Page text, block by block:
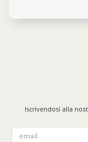
Iscrivendosi alla